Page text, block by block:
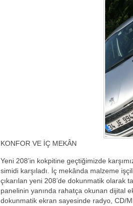
KONFOR VE İÇ MEKÂN
Yeni 208’in kokpitine geçtiğimizde
simidi karşıladı. İç mekânda malzeme
çıkarılan yeni 208’de dokunmatik olarak
panelinin yanında rahatça okunan dijital
dokunmatik ekran sayesinde radyo, CD/